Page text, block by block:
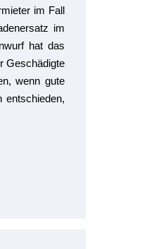
im Fall
im
hat das
Geschädigte
wenn gute